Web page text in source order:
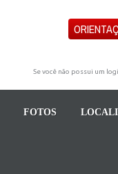
Se você não possui um
FOTOS